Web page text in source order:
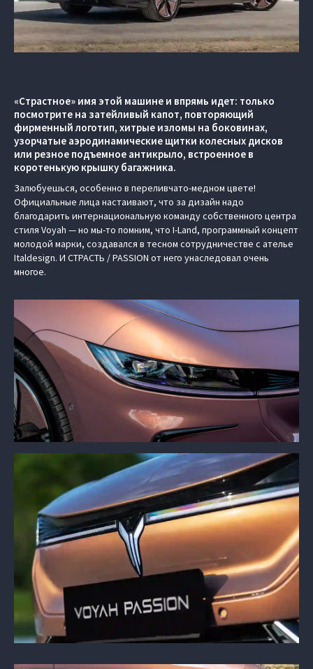
«Страстное» имя этой машине и впрямь идет: только
посмотрите на затейливый капот, повторяющий
фирменный логотип, хитрые изломы на боковинах,
узорчатые аэродинамические щитки колесных дисков
или резное подъемное антикрыло, встроенное в
коротенькую крышку багажника.
Залюбуешься, особенно в переливчато-медном цвете!
Официальные лица настаивают, что за дизайн надо
благодарить интернациональную команду собственного центра
стиля Voyah — но мы-то помним, что I-Land, программный концепт
молодой марки, создавался в тесном сотрудничестве с ателье
Italdesign. И СТРАСТЬ / PASSION от него унаследовал очень
многое.